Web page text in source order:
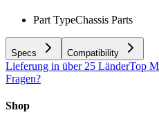
Part TypeChassis Parts
Specs Compatibility
Lieferung in über 25 LänderTop
Fragen?
Shop